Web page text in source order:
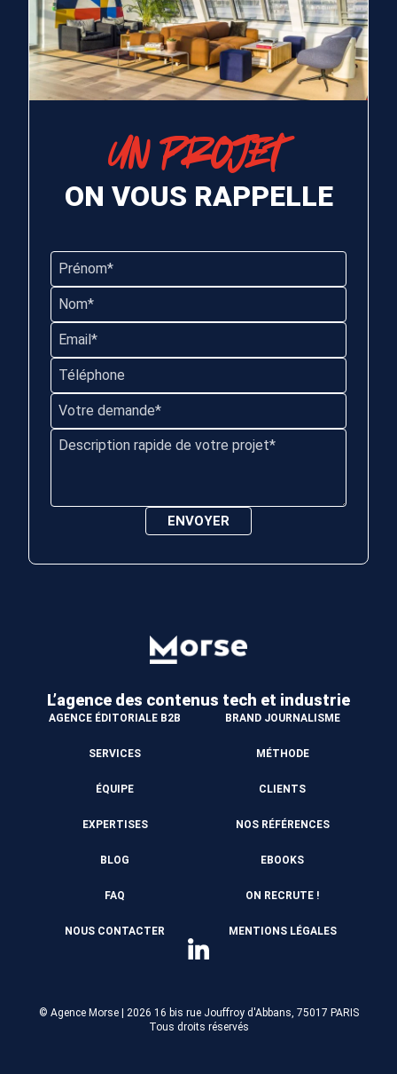
UN PROJET
ON VOUS RAPPELLE
L’agence des contenus tech et industrie
© Agence Morse | 2026 16 bis rue Jouffroy d'Abbans, 75017 PARIS
Tous droits réservés
AGENCE ÉDITORIALE B2B BRAND JOURNALISME
SERVICES MÉTHODE
ÉQUIPE CLIENTS
EXPERTISES NOS RÉFÉRENCES
BLOG EBOOKS
FAQ ON RECRUTE !
NOUS CONTACTER MENTIONS LÉGALES